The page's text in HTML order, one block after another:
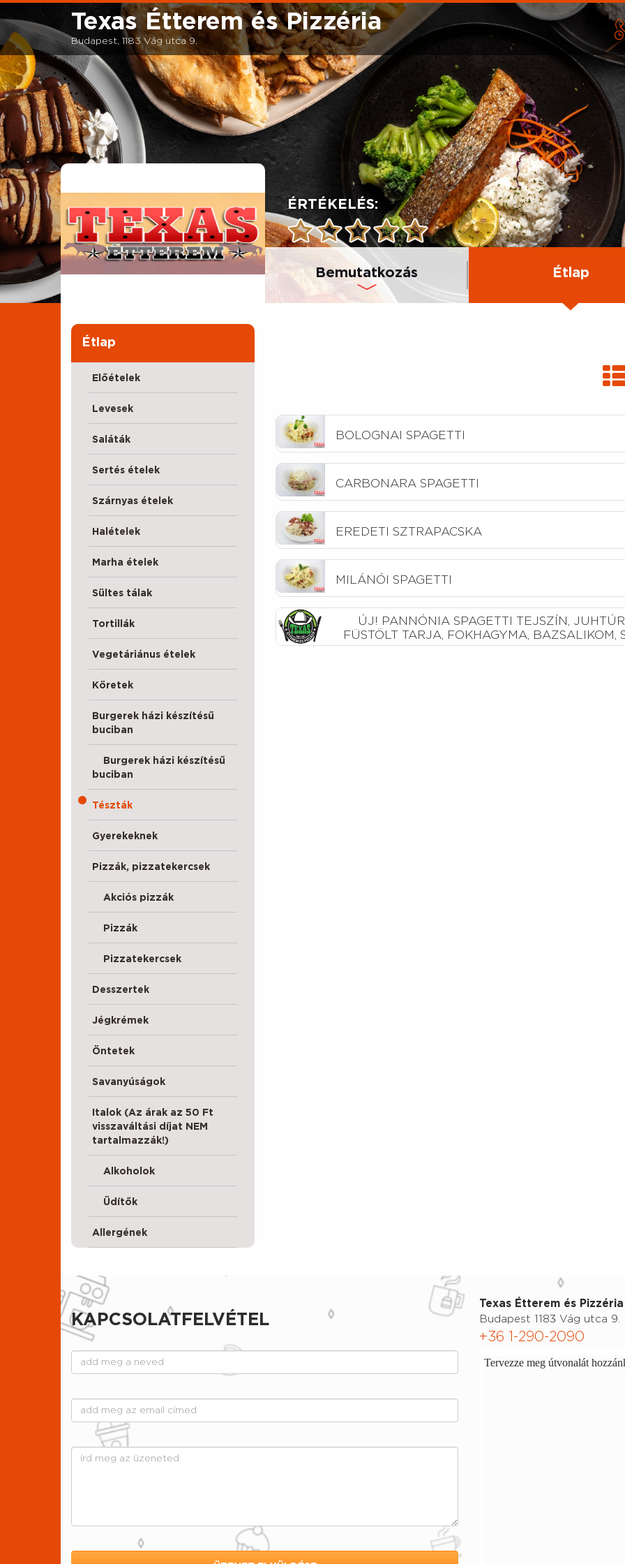
Texas Étterem és Pizzéria
Budapest, 1183 Vág utca 9.
ÉRTÉKELÉS:
Bemutatkozás Étlap
Étlap
Előételek
Levesek
Saláták
Sertés ételek
Szárnyas ételek
Halételek
Marha ételek
Sültes tálak
Tortillák
Vegetáriánus ételek
Köretek
Burgerek házi készítésű
buciban
Burgerek házi készítésű
buciban
Tészták
Gyerekeknek
Pizzák, pizzatekercsek
Akciós pizzák
Pizzák
Pizzatekercsek
Desszertek
Jégkrémek
Öntetek
Savanyúságok
Italok (Az árak az 50 Ft
visszaváltási díjat NEM
tartalmazzák!)
Alkoholok
Üdítők
Allergének
BOLOGNAI SPAGETTI
CARBONARA SPAGETTI
EREDETI SZTRAPACSKA
MILÁNÓI SPAGETTI
ÚJ! PANNÓNIA SPAGETTI TEJSZÍN,
FÜSTÖLT TARJA, FOKHAGYMA, BAZSALIKOM,
Texas Étterem és Pizzéria
Budapest 1183 Vág utca 9.
+36 1-290-2090
Tervezze meg útvonalát
KAPCSOLATFELVÉTEL